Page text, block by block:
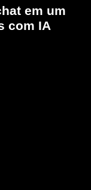
em um
com IA